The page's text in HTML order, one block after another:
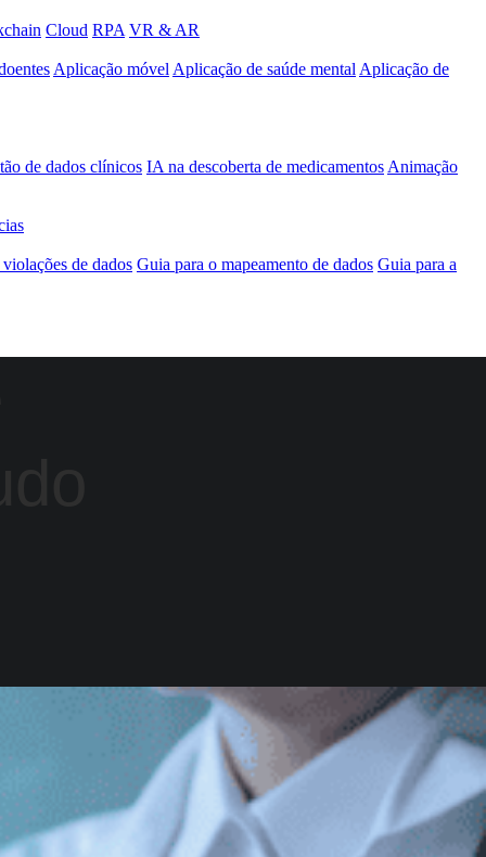
Cloud RPA VR & AR
Aplicação móvel Aplicação de saúde mental Aplicação de
de dados clínicos IA na descoberta de medicamentos Animação
de dados Guia para o mapeamento de dados Guia para a